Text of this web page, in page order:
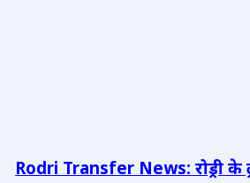
Rodri Transfer News: रोड्री के